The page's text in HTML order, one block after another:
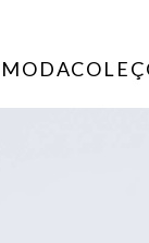
MODA